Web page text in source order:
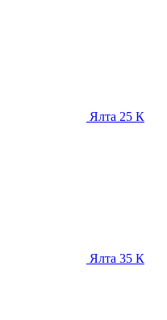
Ялта 25 К
Ялта 35 К